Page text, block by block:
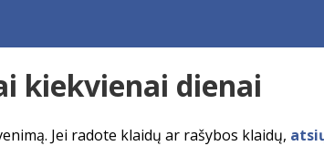
kiekvienai dienai
Jei radote klaidų ar rašybos klaidų,